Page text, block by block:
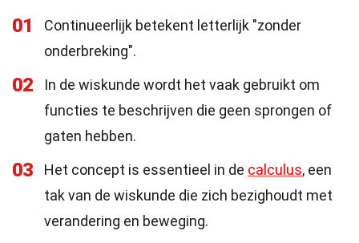
01
Continueerlijk betekent letterlijk "zonder
onderbreking".
02
In de wiskunde wordt het vaak gebruikt om
functies te beschrijven die geen sprongen of
gaten hebben.
03 Het concept is essentieel in de calculus, een
tak van de wiskunde die zich bezighoudt met
verandering en beweging.